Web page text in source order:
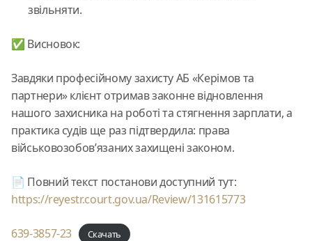
звільняти.
✅ Висновок:
Завдяки професійному захисту АБ «Керімов та
партнери» клієнт отримав законне відновлення
нашого захисника на роботі та стягнення зарплати, а
практика судів ще раз підтвердила: права
військовозобов’язаних захищені законом.
📄 Повний текст постанови доступний тут:
https://reyestr.court.gov.ua/Review/131615773
639-3857-23 Скачать